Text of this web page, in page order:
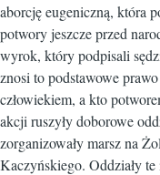
aborcję eugeniczną, która
potwory jeszcze przed
wyrok, który podpisali
znosi to podstawowe
człowiekiem, a kto
akcji ruszyły doborowe
zorganizowały marsz na
Kaczyńskiego. Oddziały